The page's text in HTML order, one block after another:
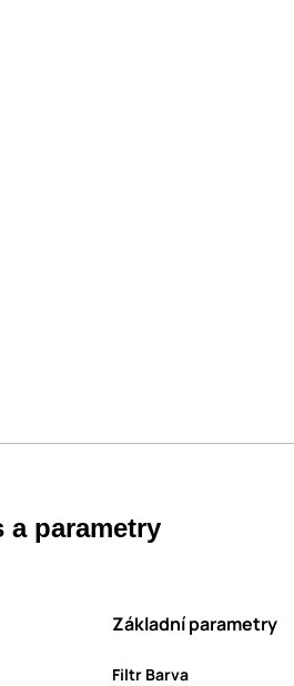
a parametry
Základní parametry
Filtr Barva